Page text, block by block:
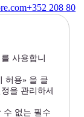
+352 208 80